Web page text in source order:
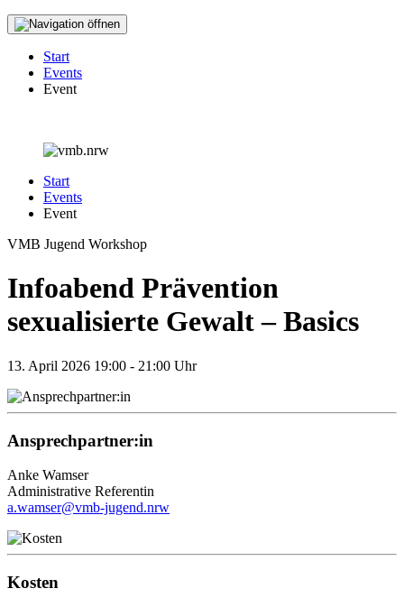
Start
Events
Event
Start
Events
Event
VMB Jugend Workshop
Infoabend Prävention
sexualisierte Gewalt – Basics
13. April 2026 19:00 - 21:00 Uhr
Ansprechpartner:in
Anke Wamser
Administrative Referentin
a.wamser@vmb-jugend.nrw
Kosten